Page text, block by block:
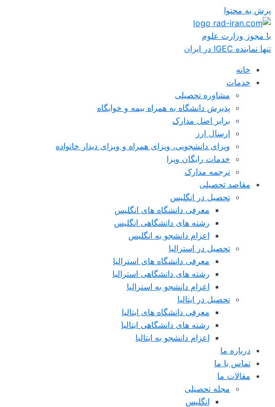
پرش به محتوا
با مجوز وزارت علوم
تنها نماینده IGEC در ایران
خانه
خدمات
مشاوره تحصیلی
پذیرش دانشگاه به همراه بیمه و خوابگاه
برابر اصل مدارک
ارسال ارز
ویزای دانشجویی، ویزای همراه و ویزای دیدار خانواده
خدمات رایگان ویزا
ترجمه مدارک
مقاصد تحصیلی
تحصیل در انگلیس
معرفی دانشگاه های انگلیس
رشته های دانشگاهی انگلیس
اعزام دانشجو به انگلیس
تحصیل در استرالیا
معرفی دانشگاه های استرالیا
رشته های دانشگاهی استرالیا
اعزام دانشجو به استرالیا
تحصیل در ایتالیا
معرفی دانشگاه های ایتالیا
رشته های دانشگاهی ایتالیا
اعزام دانشجو به ایتالیا
درباره ما
تماس با ما
مقالات ما
مجله تحصیلی
انگلیس